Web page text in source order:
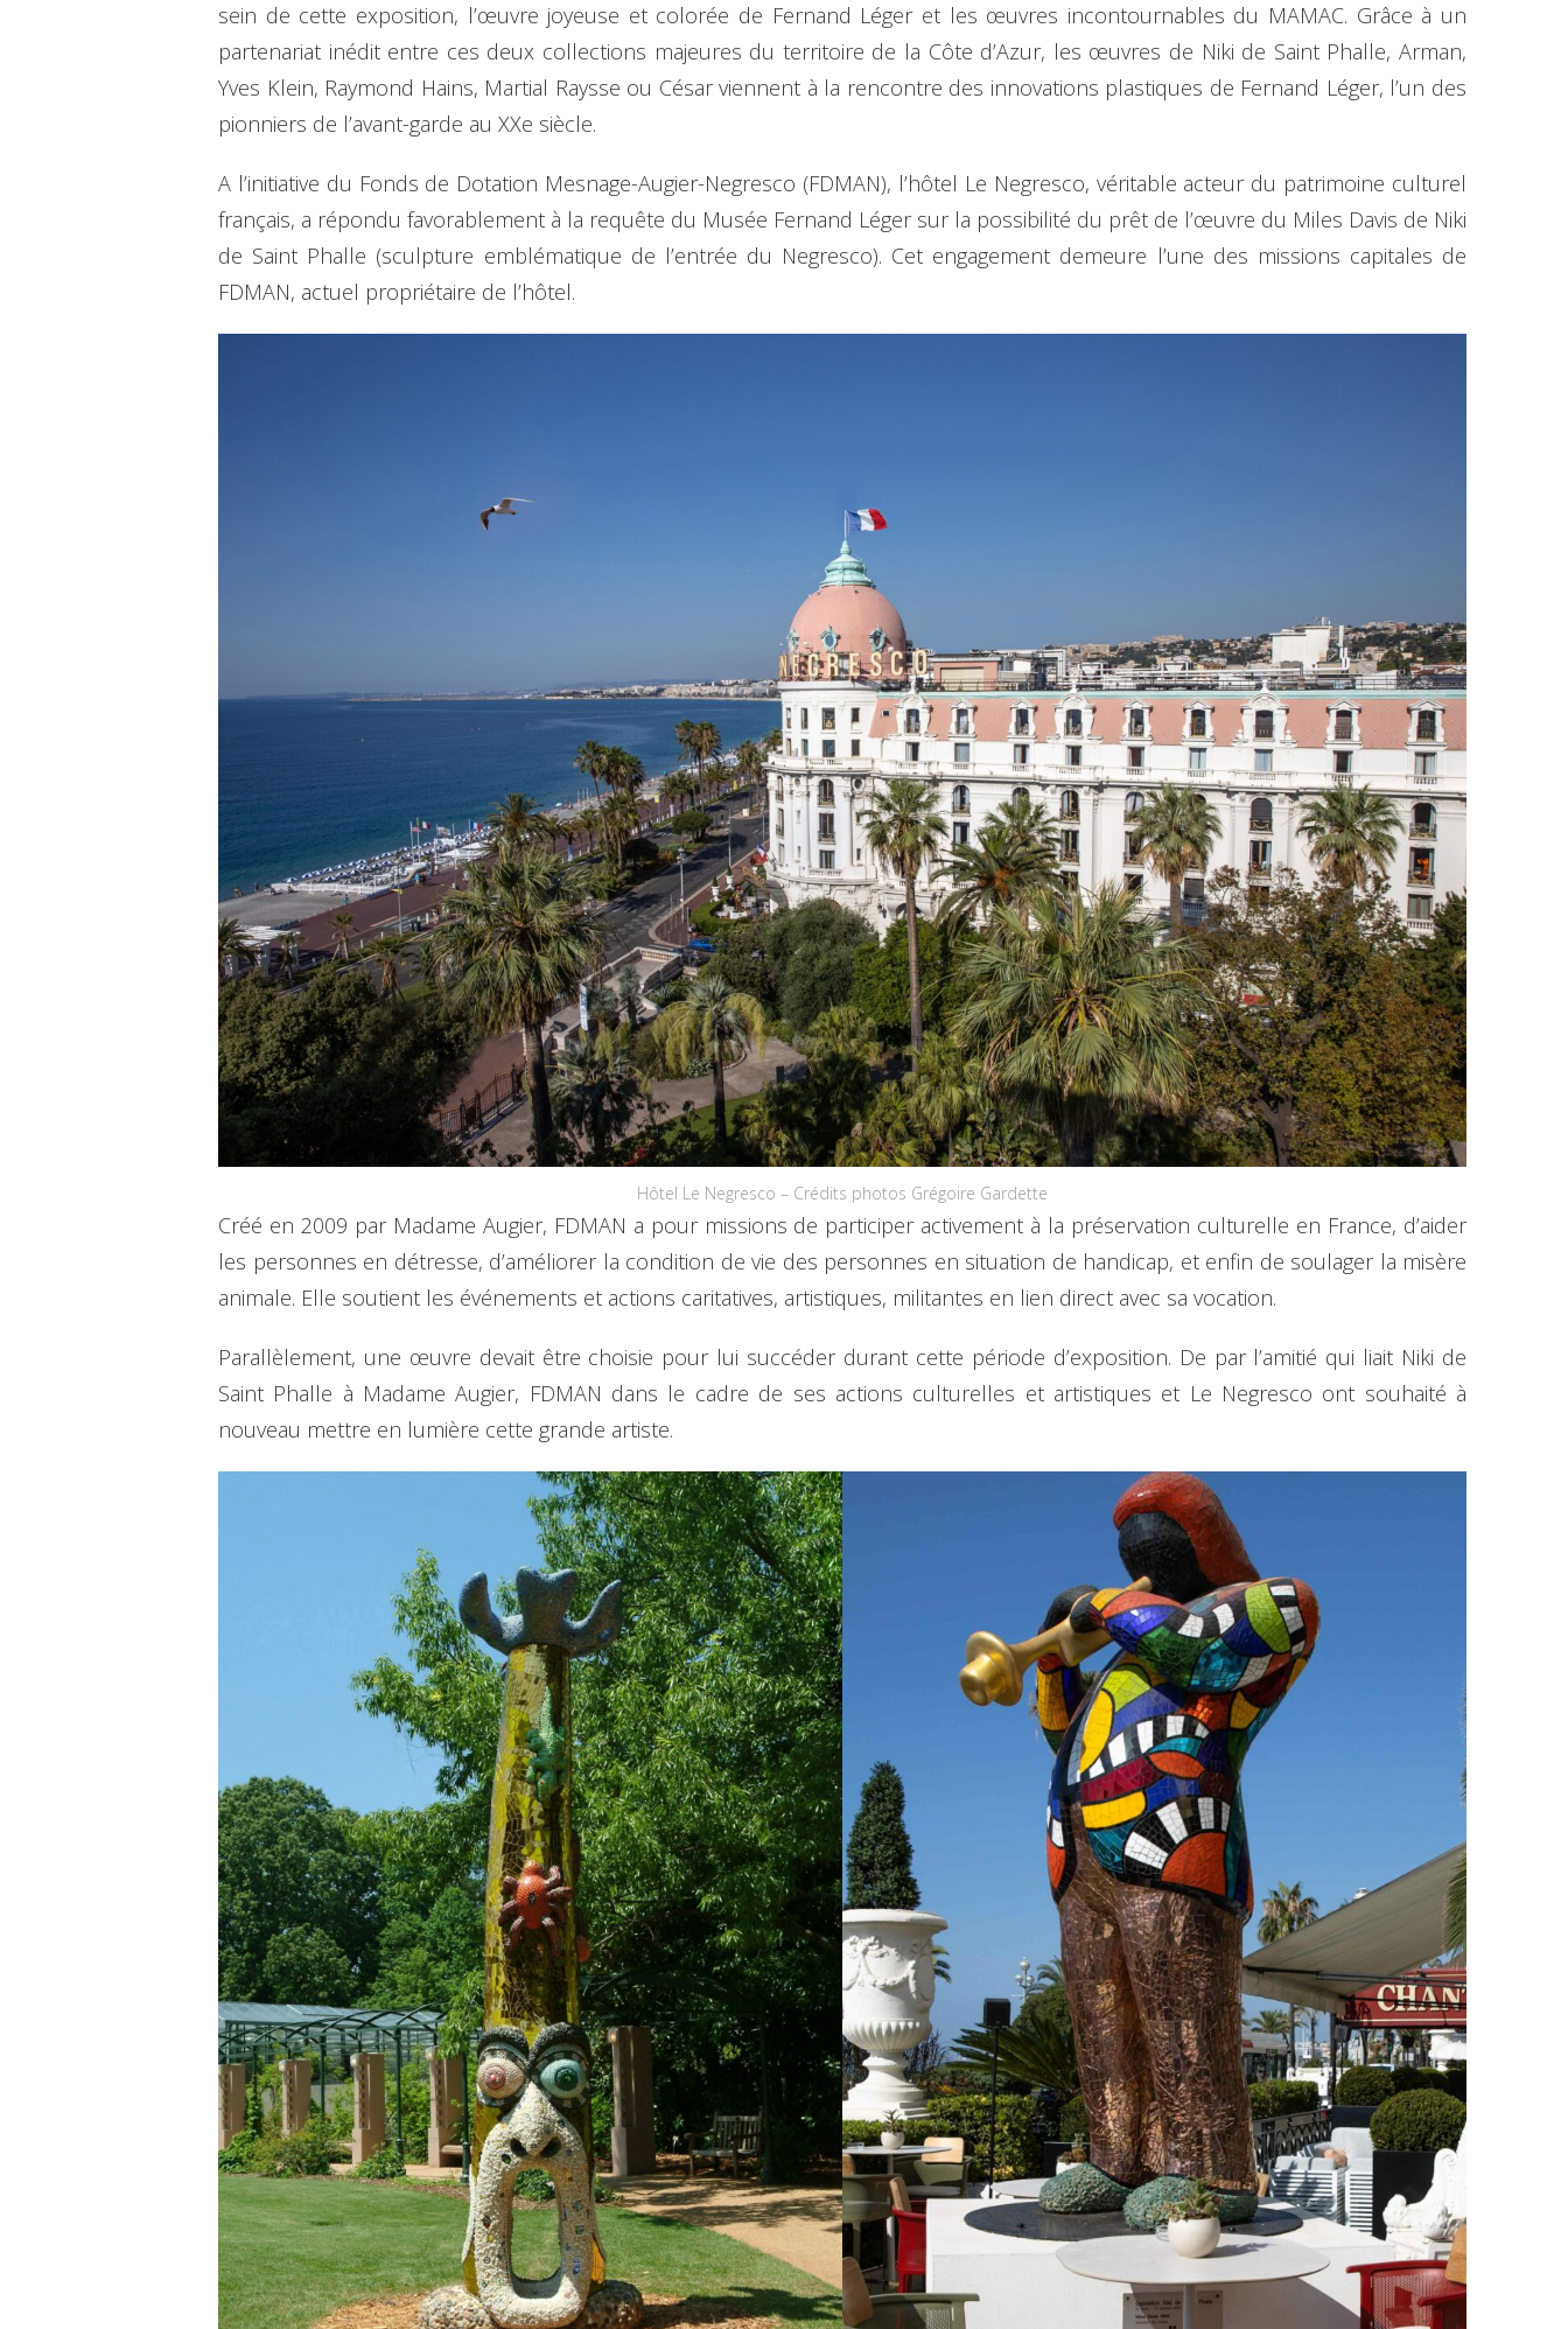
sein de cette exposition, l’œuvre joyeuse et colorée de Fernand Léger et les œuvres incontournables du MAMAC. Grâce à un
partenariat inédit entre ces deux collections majeures du territoire de la Côte d’Azur, les œuvres de Niki de Saint Phalle, Arman,
Yves Klein, Raymond Hains, Martial Raysse ou César viennent à la rencontre des innovations plastiques de Fernand Léger, l’un des
pionniers de l’avant-garde au XXe siècle.
A l’initiative du Fonds de Dotation Mesnage-Augier-Negresco (FDMAN), l’hôtel Le Negresco, véritable acteur du patrimoine culturel
français, a répondu favorablement à la requête du Musée Fernand Léger sur la possibilité du prêt de l’œuvre du Miles Davis de Niki
de Saint Phalle (sculpture emblématique de l’entrée du Negresco). Cet engagement demeure l’une des missions capitales de
FDMAN, actuel propriétaire de l’hôtel.
Hôtel Le Negresco – Crédits photos Grégoire Gardette
Créé en 2009 par Madame Augier, FDMAN a pour missions de participer activement à la préservation culturelle en France, d’aider
les personnes en détresse, d’améliorer la condition de vie des personnes en situation de handicap, et enfin de soulager la misère
animale. Elle soutient les événements et actions caritatives, artistiques, militantes en lien direct avec sa vocation.
Parallèlement, une œuvre devait être choisie pour lui succéder durant cette période d’exposition. De par l’amitié qui liait Niki de
Saint Phalle à Madame Augier, FDMAN dans le cadre de ses actions culturelles et artistiques et Le Negresco ont souhaité à
nouveau mettre en lumière cette grande artiste.